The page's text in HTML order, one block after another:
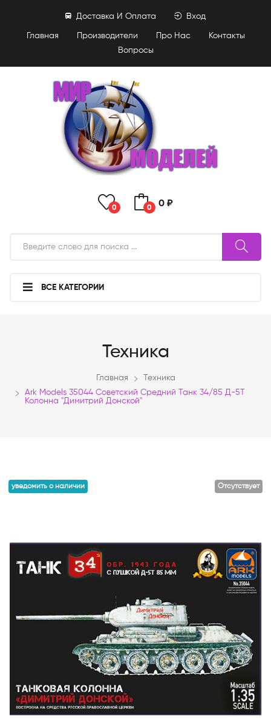
Главная Производители Про Нас
Контакты
Вопросы
Доставка И Оплата Вход
0 0 0 ₽
ВСЕ КАТЕГОРИИ
Техника
Главная
Техника
Ark Models 35044 Советский Средний Танк 34/85 Д-5Т
Колонна "Димитрий Донской"
Отсутствует
уведомить о наличии